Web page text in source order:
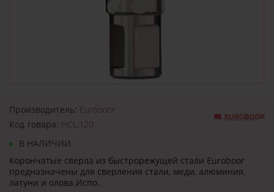
Производитель: Euroboor
Код товара: HCL.120
В НАЛИЧИИ
Корончатые сверла из быстрорежущей стали Euroboor
предназначены для сверления стали, меди, алюминия,
латуни и олова.Испо..